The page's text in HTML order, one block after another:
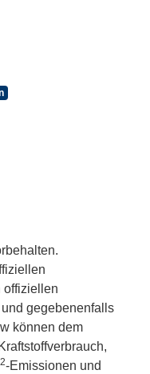
offiziellen
gegebenenfalls
können dem
2-Emissionen und